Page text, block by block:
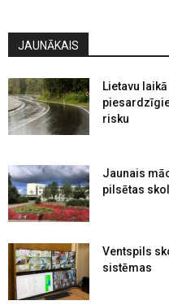
JAUNĀKAIS
Lietavu
risku
Jaunais
pilsētas
Ventspils
sistēmas